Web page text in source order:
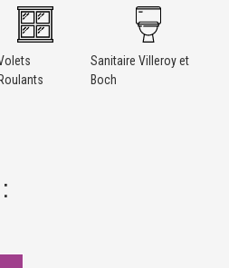
Roulants
Sanitaire Villeroy et
Boch